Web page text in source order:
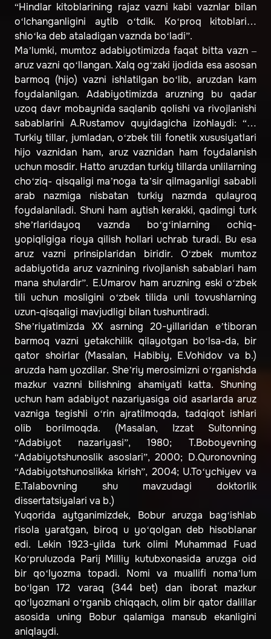
“Hindlar kitoblarining rajaz vazni kabi vaznlar bilan
o‘lchanganligini aytib o‘tdik. Ko‘proq kitoblari…
shlo‘ka deb ataladigan vaznda bo‘ladi”.
Ma’lumki, mumtoz adabiyotimizda faqat bitta vazn –
aruz vazni qo‘llangan. Xalq og‘zaki ijodida esa asosan
barmoq (hijo) vazni ishlatilgan bo‘lib, aruzdan kam
foydalanilgan. Adabiyotimizda aruzning bu qadar
uzoq davr mobaynida saqlanib qolishi va rivojlanishi
sabablarini A.Rustamov quyidagicha izohlaydi: “…
Turkiy tillar, jumladan, o‘zbek tili fonetik xususiyatlari
hijo vaznidan ham, aruz vaznidan ham foydalanish
uchun mosdir. Hatto aruzdan turkiy tillarda unlilarning
cho‘ziq- qisqaligi ma’noga ta’sir qilmaganligi sababli
arab nazmiga nisbatan turkiy nazmda qulayroq
foydalaniladi. Shuni ham aytish kerakki, qadimgi turk
she’rlaridayoq vaznda bo‘g‘inlarning ochiq-
yopiqligiga rioya qilish hollari uchrab turadi. Bu esa
aruz vazni prinsiplaridan biridir. O‘zbek mumtoz
adabiyotida aruz vaznining rivojlanish sabablari ham
mana shulardir”. E.Umarov ham aruzning eski o‘zbek
tili uchun mosligini o‘zbek tilida unli tovushlarning
uzun-qisqaligi mavjudligi bilan tushuntiradi.
She’riyatimizda XX asrning 20-yillaridan e’tiboran
barmoq vazni yetakchilik qilayotgan bo‘lsa-da, bir
qator shoirlar (Masalan, Habibiy, E.Vohidov va b.)
aruzda ham yozdilar. She’riy merosimizni o‘rganishda
mazkur vaznni bilishning ahamiyati katta. Shuning
uchun ham adabiyot nazariyasiga oid asarlarda aruz
vazniga tegishli o‘rin ajratilmoqda, tadqiqot ishlari
olib borilmoqda. (Masalan, Izzat Sultonning
“Adabiyot nazariyasi”, 1980; T.Boboyevning
“Adabiyotshunoslik asoslari”, 2000; D.Quronovning
“Adabiyotshunoslikka kirish”, 2004; U.To‘ychiyev va
E.Talabovning shu mavzudagi doktorlik
dissertatsiyalari va b.)
Yuqorida aytganimizdek, Bobur aruzga bag‘ishlab
risola yaratgan, biroq u yo‘qolgan deb hisoblanar
edi. Lekin 1923-yilda turk olimi Muhammad Fuad
Ko‘pruluzoda Parij Milliy kutubxonasida aruzga oid
bir qo‘lyozma topadi. Nomi va muallifi noma’lum
bo‘lgan 172 varaq (344 bet) dan iborat mazkur
qo‘lyozmani o‘rganib chiqqach, olim bir qator dalillar
asosida uning Bobur qalamiga mansub ekanligini
aniqlaydi.